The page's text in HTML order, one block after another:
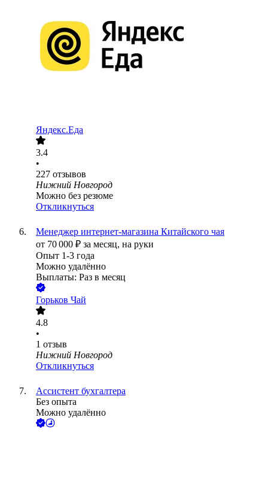
Яндекс.Еда
3.4
•
227 отзывов
Нижний Новгород
Можно без резюме
Откликнуться
Менеджер интернет-магазина Китайского чая
от 70 000 ₽ за месяц, на руки
Опыт 1-3 года
Можно удалённо
Выплаты: Раз в месяц
Горьков Чай
4.8
•
1 отзыв
Нижний Новгород
Откликнуться
Ассистент бухгалтера
Без опыта
Можно удалённо